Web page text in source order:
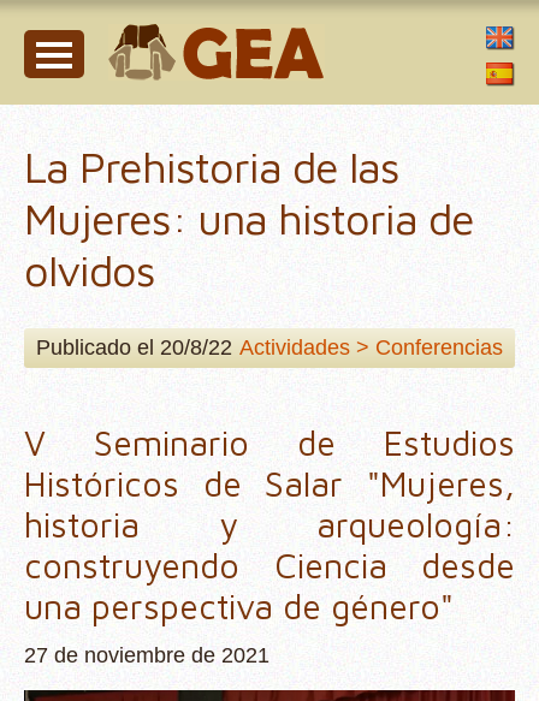
La Prehistoria de las
Mujeres: una historia de
olvidos
Publicado el 20/8/22 Actividades > Conferencias
V Seminario de Estudios
Históricos de Salar "Mujeres,
historia y arqueología:
construyendo Ciencia desde
una perspectiva de género"
27 de noviembre de 2021